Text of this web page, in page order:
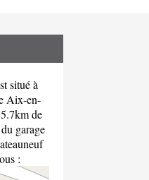
situé à
Aix-en-
de
garage
: